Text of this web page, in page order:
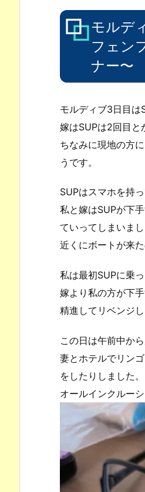
モルデ
フェン
ナー〜
モルディブ3日目は
嫁はSUPは2回目と
ちなみに現地の方
うです。
SUPはスマホを持
私と嫁はSUPが下
ていってしまいま
近くにボートが来
私は最初SUPに乗
嫁より私の方が下
精進してリベンジ
この日は午前中か
妻とホテルでリン
をしたりしました。
オールインクルー